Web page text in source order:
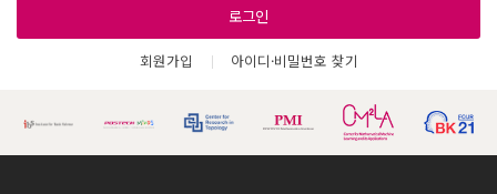
로그인
회원가입 아이디·비밀번호 찾기